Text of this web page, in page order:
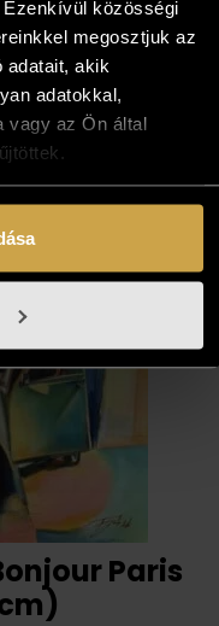
közösségi
megosztjuk az
adatait, akik
adatokkal,
vagy az Ön által
Paris